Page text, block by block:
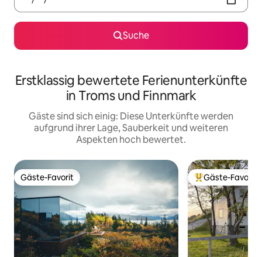
Suche
Erstklassig bewertete Ferienunterkünfte
in Troms und Finnmark
Gäste sind sich einig: Diese Unterkünfte werden
aufgrund ihrer Lage, Sauberkeit und weiteren
Aspekten hoch bewertet.
Gäste-Favorit
Gäste-Favorit Beliebter Gäste-
Gäste-Favorit